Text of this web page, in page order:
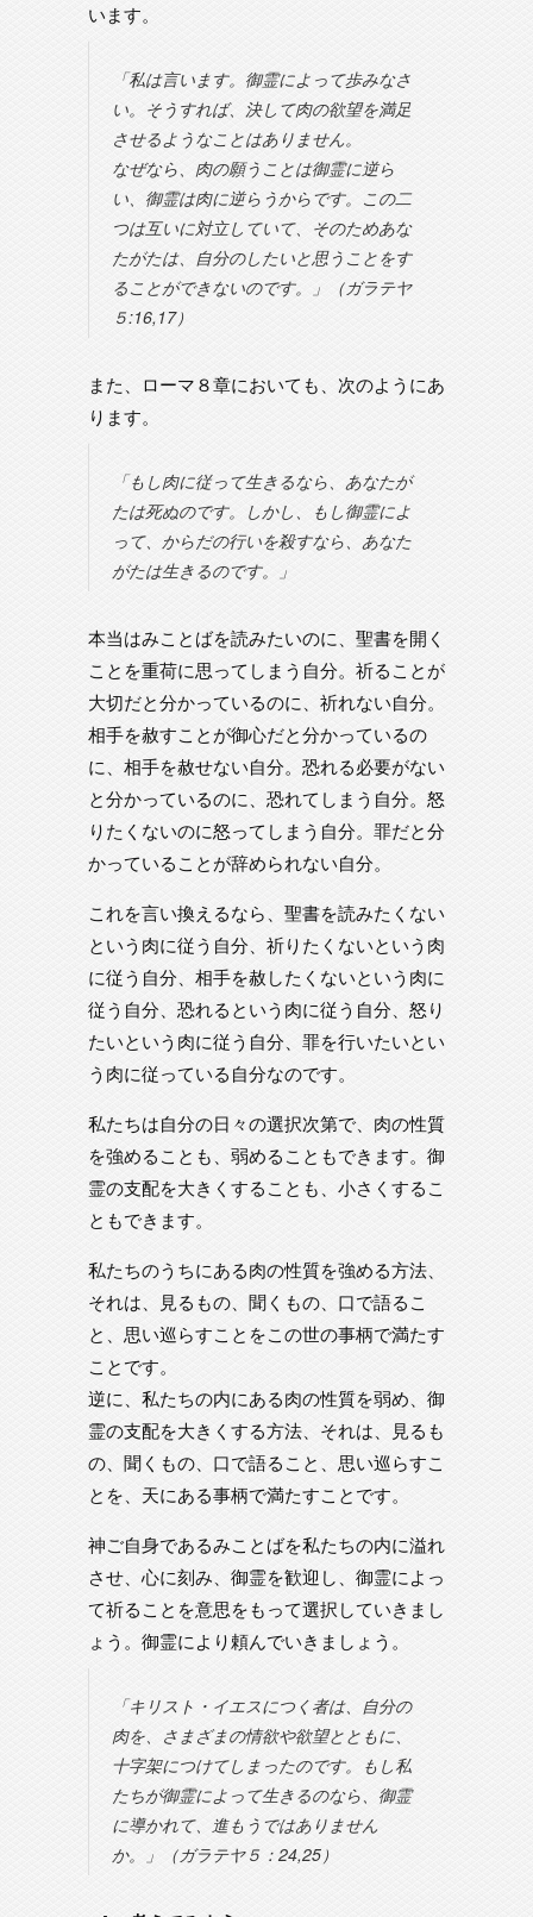
います。
「私は言います。御霊によって歩みなさ
い。そうすれば、決して肉の欲望を満足
させるようなことはありません。
なぜなら、肉の願うことは御霊に逆ら
い、御霊は肉に逆らうからです。この二
つは互いに対立していて、そのためあな
たがたは、自分のしたいと思うことをす
ることができないのです。」（ガラテヤ
５:16,17）
また、ローマ８章においても、次のようにあ
ります。
「もし肉に従って生きるなら、あなたが
たは死ぬのです。しかし、もし御霊によ
って、からだの行いを殺すなら、あなた
がたは生きるのです。」
本当はみことばを読みたいのに、聖書を開く
ことを重荷に思ってしまう自分。祈ることが
大切だと分かっているのに、祈れない自分。
相手を赦すことが御心だと分かっているの
に、相手を赦せない自分。恐れる必要がない
と分かっているのに、恐れてしまう自分。怒
りたくないのに怒ってしまう自分。罪だと分
かっていることが辞められない自分。
これを言い換えるなら、聖書を読みたくない
という肉に従う自分、祈りたくないという肉
に従う自分、相手を赦したくないという肉に
従う自分、恐れるという肉に従う自分、怒り
たいという肉に従う自分、罪を行いたいとい
う肉に従っている自分なのです。
私たちは自分の日々の選択次第で、肉の性質
を強めることも、弱めることもできます。御
霊の支配を大きくすることも、小さくするこ
ともできます。
私たちのうちにある肉の性質を強める方法、
それは、見るもの、聞くもの、口で語るこ
と、思い巡らすことをこの世の事柄で満たす
ことです。
逆に、私たちの内にある肉の性質を弱め、御
霊の支配を大きくする方法、それは、見るも
の、聞くもの、口で語ること、思い巡らすこ
とを、天にある事柄で満たすことです。
神ご自身であるみことばを私たちの内に溢れ
させ、心に刻み、御霊を歓迎し、御霊によっ
て祈ることを意思をもって選択していきまし
ょう。御霊により頼んでいきましょう。
「キリスト・イエスにつく者は、自分の
肉を、さまざまの情欲や欲望とともに、
十字架につけてしまったのです。もし私
たちが御霊によって生きるのなら、御霊
に導かれて、進もうではありません
か。」（ガラテヤ５：24,25）